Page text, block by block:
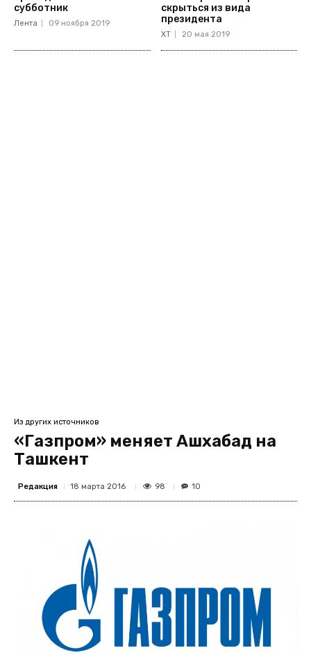
субботник
Лента 09 ноября 2019
скрыться из вида
президента
ХТ 20 мая 2019